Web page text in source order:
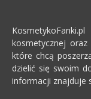
kosmetycznej
które chcą
dzielić się swoim
informacji znajduje